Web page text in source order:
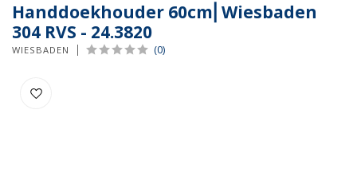
Handdoekhouder 60cm⎢Wiesbaden
304 RVS - 24.3820
WIESBADEN (0)